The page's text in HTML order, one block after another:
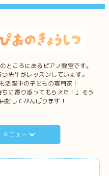
ところにあるピアノ教室です。
先生がレッスンしています。
活躍中の子どもの専門家！
に寄り添ってもらえた！」そう
指してがんばります！
メニュー